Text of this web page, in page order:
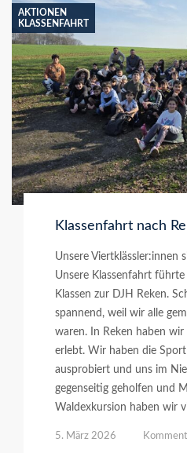
AKTIONEN
KLASSENFAHRT
Klassenfahrt nach
Unsere Viertklässler:innen
Unsere Klassenfahrt
Klassen zur DJH Reken.
spannend, weil wir alle
waren. In Reken haben
erlebt. Wir haben die
ausprobiert und uns im
gegenseitig geholfen und
Waldexkursion haben wir
5. März 2026